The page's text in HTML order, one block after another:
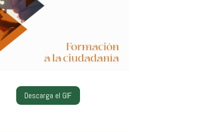
Descarga el GIF